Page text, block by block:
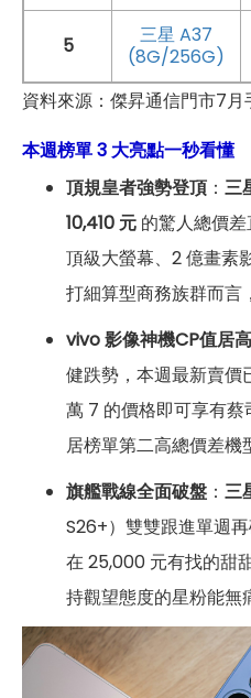
5
三星 A37
(8G/256G)
資料來源：傑昇通信門市7
本週榜單 3 大亮點一秒看懂
頂規皇者強勢登頂 ： 三
10,410 元 的驚人總價
頂級大螢幕、2 億畫素
打細算型商務族群而言
vivo 影像神機CP值居
健跌勢，本週最新賣價
萬 7 的價格即可享有
居榜單第二高總價差機
旗艦戰線全面破盤 ： 三
S26+）雙雙跟進單週
在 25,000 元有找的甜
持觀望態度的星粉能無